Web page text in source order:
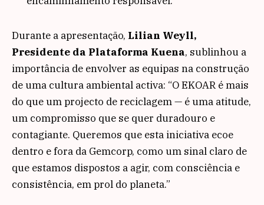
Durante a apresentação, Lilian Weyll,
Presidente da Plataforma Kuena, sublinhou a
importância de envolver as equipas na construção
de uma cultura ambiental activa: “O EKOAR é mais
do que um projecto de reciclagem — é uma atitude,
um compromisso que se quer duradouro e
contagiante. Queremos que esta iniciativa ecoe
dentro e fora da Gemcorp, como um sinal claro de
que estamos dispostos a agir, com consciência e
consistência, em prol do planeta.”